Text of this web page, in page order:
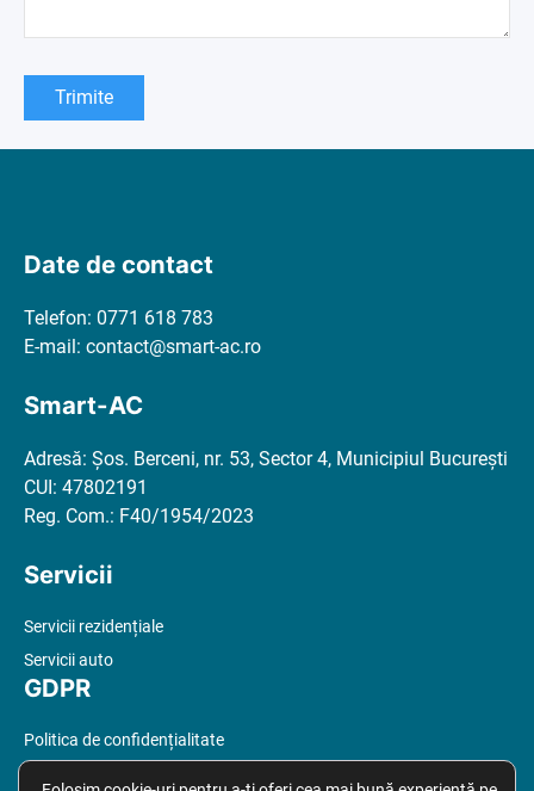
Date de contact
Telefon: 0771 618 783
E-mail: contact@smart-ac.ro
Smart-AC
Adresă: Şos. Berceni, nr. 53, Sector 4, Municipiul Bucureşti
CUI: 47802191
Reg. Com.: F40/1954/2023
Servicii
Servicii rezidențiale
Servicii auto
GDPR
Politica de confidențialitate